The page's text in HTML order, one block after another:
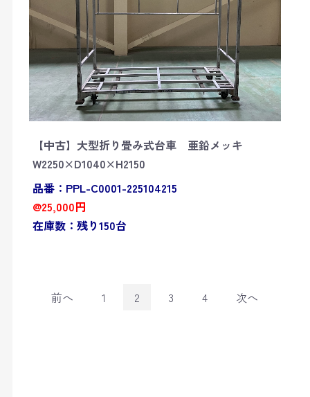
【中古】大型折り畳み式台車 亜鉛メッキ
W2250×D1040×H2150
品番：PPL-C0001-225104215
@25,000円
在庫数：残り150台
前へ 1 2 3 4 次へ